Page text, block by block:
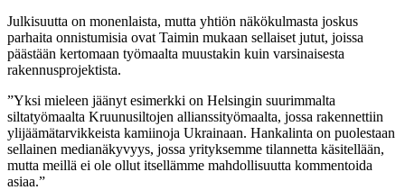
Julkisuutta on monenlaista, mutta yhtiön näkökulmasta joskus
parhaita onnistumisia ovat Taimin mukaan sellaiset jutut, joissa
päästään kertomaan työmaalta muustakin kuin varsinaisesta
rakennusprojektista.
”Yksi mieleen jäänyt esimerkki on Helsingin suurimmalta
siltatyömaalta Kruunusiltojen allianssityömaalta, jossa rakennettiin
ylijäämätarvikkeista kamiinoja Ukrainaan. Hankalinta on puolestaan
sellainen medianäkyvyys, jossa yrityksemme tilannetta käsitellään,
mutta meillä ei ole ollut itsellämme mahdollisuutta kommentoida
asiaa.”